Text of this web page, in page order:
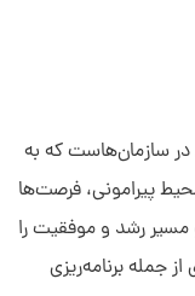
در سازمان‌هاست که به
پیرامونی، فرصت‌ها
مسیر رشد و موفقیت را
جمله برنامه‌ریزی